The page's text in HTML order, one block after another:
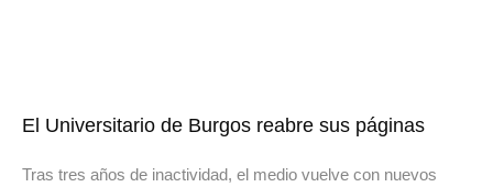
El Universitario de Burgos reabre sus páginas
Tras tres años de inactividad, el medio vuelve con nuevos